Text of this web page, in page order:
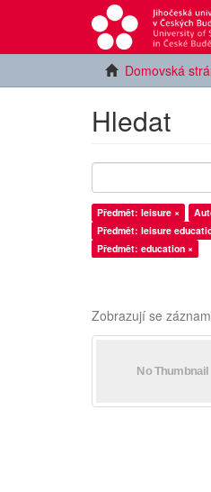
Domovská
Hledat
Předmět: leisure ×
Předmět: leisure
Předmět: education ×
Zobrazují se